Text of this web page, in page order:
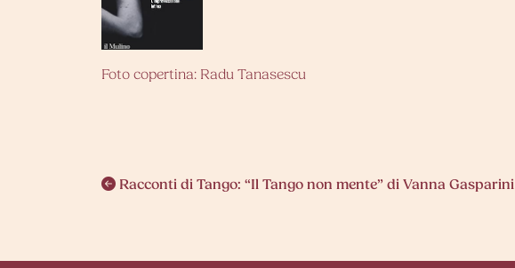
Foto copertina: Radu Tanasescu
Navigazione
Racconti di Tango: “Il Tango non mente” di Vanna Gasparini